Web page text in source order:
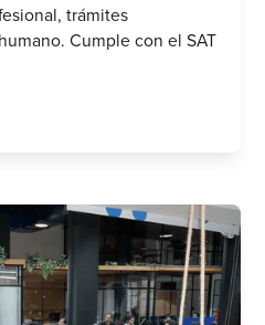
trámites
Cumple con el SAT